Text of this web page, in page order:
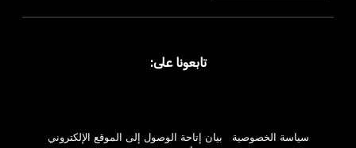
سياسة الخصوصية
بيان إتاحة الوصول إلى الموقع الإلكتروني
تابعونا على: